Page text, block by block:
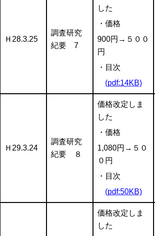
Ｈ28.3.25
調査研究
紀要 7
した
・価格
900円→５００
円
・目次
(pdf:14KB)
Ｈ29.3.24
調査研究
紀要 ８
価格改定しま
した
・価格
1,080円→５０
０円
・目次
(pdf:50KB)
価格改定しま
した